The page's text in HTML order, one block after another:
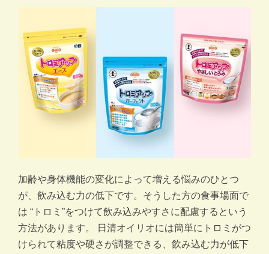
加齢や身体機能の変化によって増える悩みのひとつ
が、飲み込む力の低下です。そうした方の食事場面で
は “トロミ”をつけて飲み込みやすさに配慮するという
方法があります。 日清オイリオには簡単にトロミがつ
けられて粘度や硬さが調整できる、飲み込む力が低下